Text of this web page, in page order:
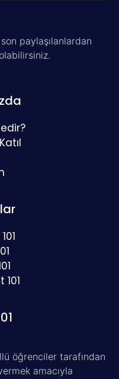
paylaşılanlardan
101
öğrenciler tarafından
amacıyla